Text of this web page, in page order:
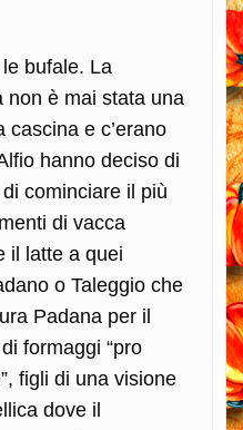
bufale. La
non è mai stata una
cascina e c’erano
hanno deciso di
cominciare il più
di vacca
il latte a quei
o Taleggio che
Padana per il
formaggi “pro
figli di una visione
dove il